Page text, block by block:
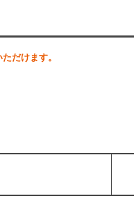
だけます。